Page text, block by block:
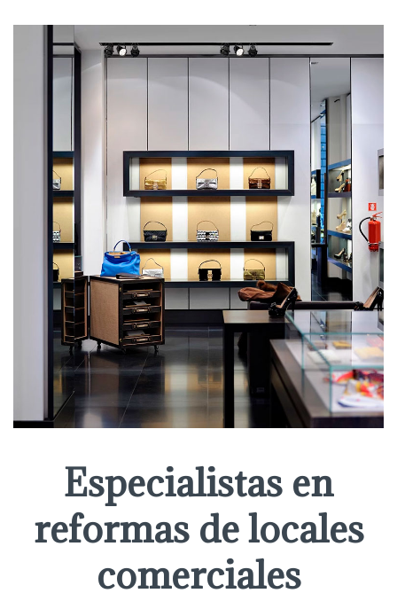
Especialistas en
reformas de locales
comerciales